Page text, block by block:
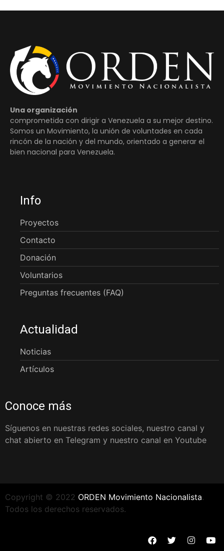
Una organización
comprometida con dirigir a Venezuela a su mejor destino.
Somos un Movimiento, la unión de voluntades en cada
rincón de la nación y del mundo, orientado a generar el
bien nacional para Venezuela.
Info
Proyectos
Contacto
Donación
Voluntarios
Preguntas frecuentes (FAQ)
Actualidad
Noticias
Artículos
Conoce más
Síguenos en nuestras redes sociales, nuestro canal y
chat abierto en Telegram y nuestro canal en Youtube
Copyright © 2022 ORDEN Movimiento Nacionalista.
Todos los derechos reservados.